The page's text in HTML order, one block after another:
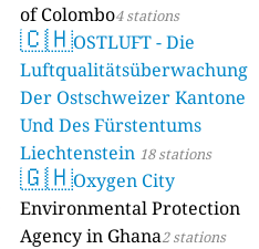
of Colombo4 stations
🇨🇭OSTLUFT - Die
Luftqualitätsüberwachung
Der Ostschweizer Kantone
Und Des Fürstentums
Liechtenstein 18 stations
🇬🇭Oxygen City
Environmental Protection
Agency in Ghana2 stations